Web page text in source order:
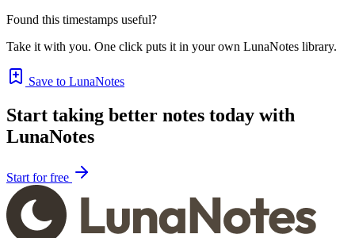
Found this timestamps useful?
Take it with you. One click puts it in your own LunaNotes library.
Save to LunaNotes
Start taking better notes today with
LunaNotes
Start for free